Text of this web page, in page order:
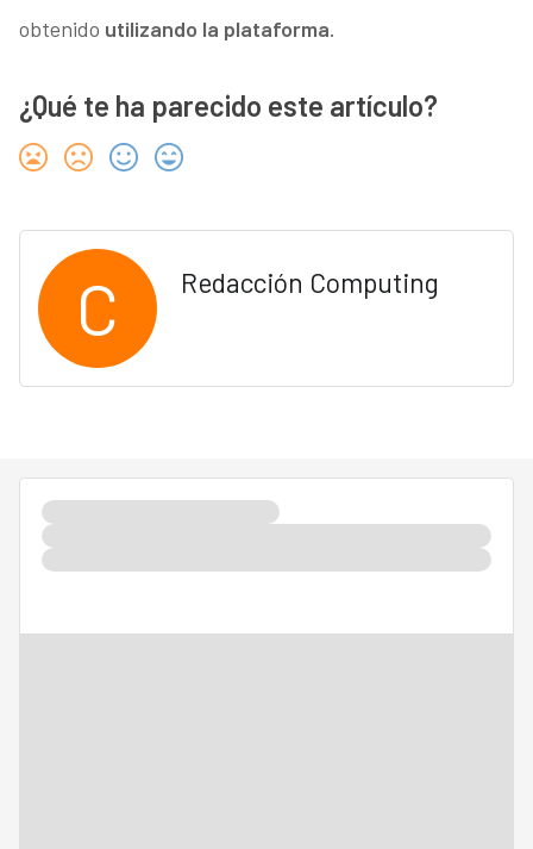
obtenido utilizando la plataforma.
¿Qué te ha parecido este artículo?
C Redacción Computing